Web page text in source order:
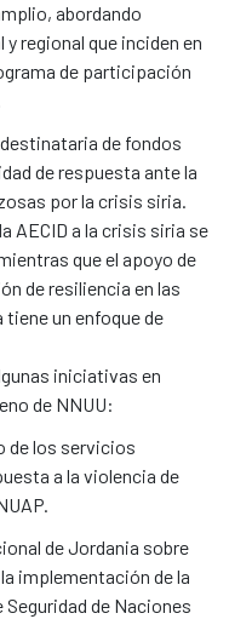
abordando
regional que inciden en
de participación
de fondos
de respuesta ante la
por la crisis siria.
AECID a la crisis siria se
que el apoyo de
de resiliencia en las
un enfoque de
iniciativas en
de NNUU:
de los servicios
a la violencia de
de Jordania sobre
implementación de la
Seguridad de Naciones